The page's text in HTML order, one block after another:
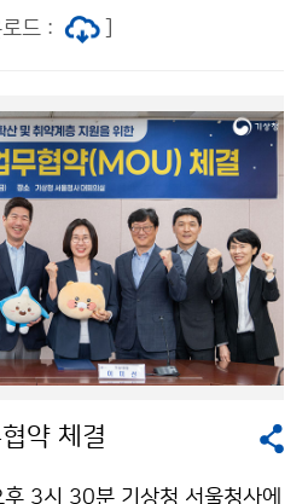
태풍으로 인해 많은 비가 내려
름철 위험기상 시 자연재해 발
로드 :
약 체결
3시 30분 기상청 서울청사에